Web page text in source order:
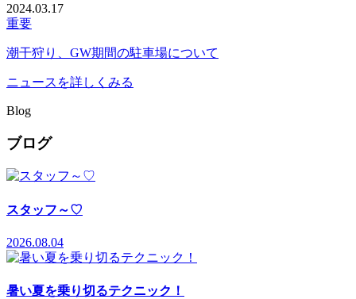
2024.03.17
重要
潮干狩り、GW期間の駐車場について
ニュースを詳しくみる
Blog
ブログ
スタッフ～♡
2026.08.04
暑い夏を乗り切るテクニック！